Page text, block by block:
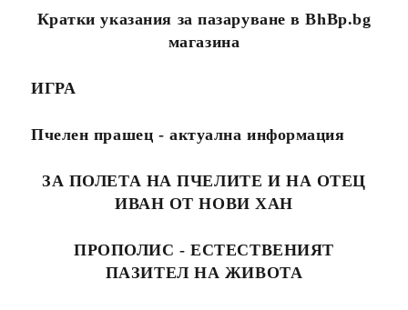
Кратки указания за пазаруване в BhBp.bg
магазина
ИГРА
Пчелен прашец - актуална информация
ЗА ПОЛЕТА НА ПЧЕЛИТЕ И НА ОТЕЦ
ИВАН ОТ НОВИ ХАН
ПРОПОЛИС - ЕСТЕСТВЕНИЯТ
ПАЗИТЕЛ НА ЖИВОТА